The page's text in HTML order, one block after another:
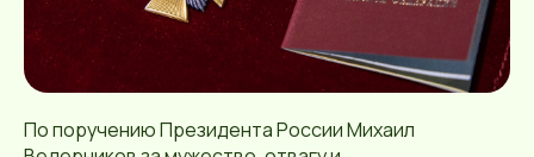
По поручению Президента России Михаил